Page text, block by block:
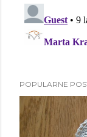
POPULARNE